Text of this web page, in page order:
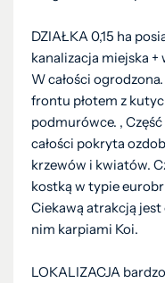
DZIAŁKA 0,15 ha
kanalizacja miejska +
W całości
frontu płotem z
podmurówce. ,
całości pokryta
krzewów i kwiatów.
kostką w typie
Ciekawą atrakcją jest
nim karpiami Koi.
LOKALIZACJA